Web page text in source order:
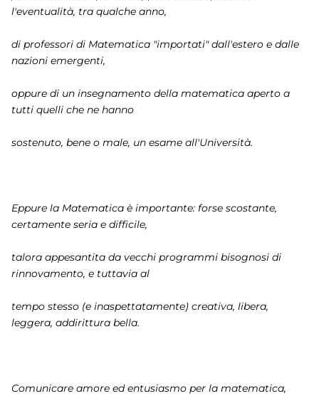
l'eventualità, tra qualche anno,
di professori di Matematica "importati" dall'estero e dalle
nazioni emergenti,
oppure di un insegnamento della matematica aperto a
tutti quelli che ne hanno
sostenuto, bene o male, un esame all'Università.
Eppure la Matematica è importante: forse scostante,
certamente seria e difficile,
talora appesantita da vecchi programmi bisognosi di
rinnovamento, e tuttavia al
tempo stesso (e inaspettatamente) creativa, libera,
leggera, addirittura bella.
Comunicare amore ed entusiasmo per la matematica,